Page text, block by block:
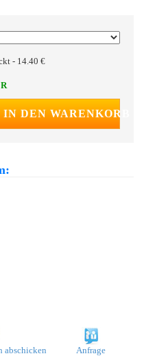
- 14.40 €
IN DEN WARENKORB
abschicken Anfrage